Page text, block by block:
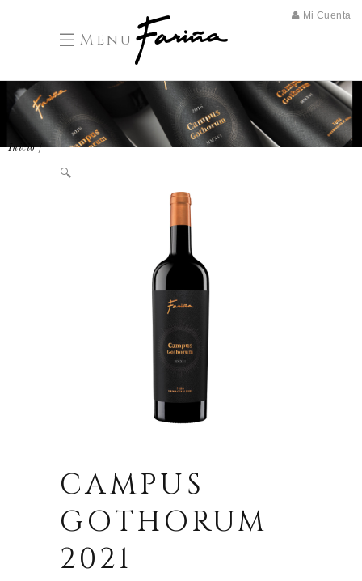
Menu
Mi Cuenta
Inicio/
🔍
CAMPUS
GOTHORUM
2021